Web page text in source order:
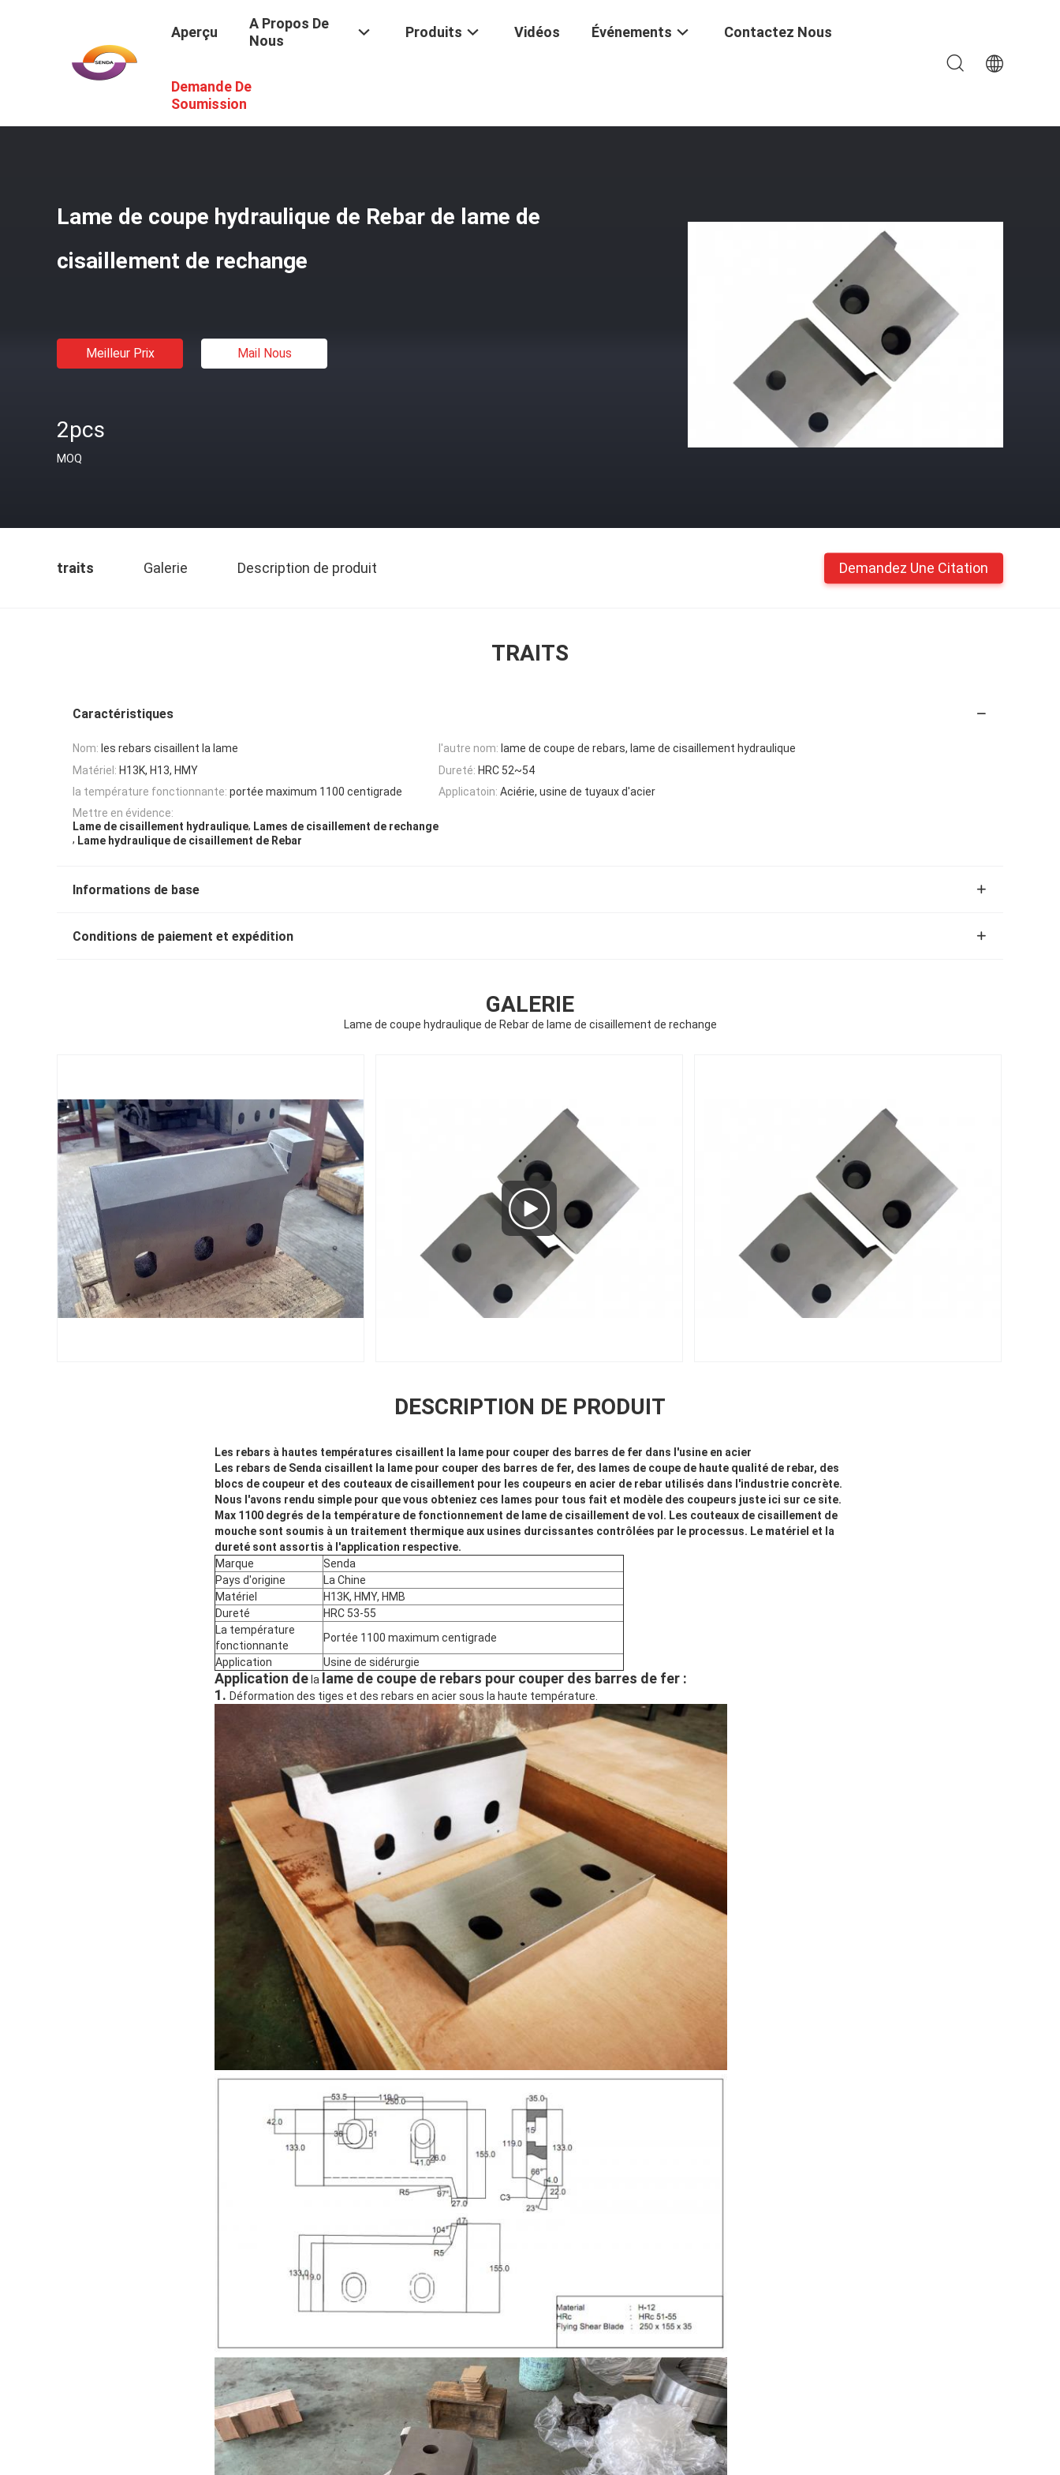
Aperçu
A Propos De
Nous
Produits Vidéos Événements Contactez Nous
Demande De
Soumission
Lame Hydraulique De Cisaillement
Lame de coupe hydraulique de Rebar de lame de
cisaillement de rechange
Meilleur Prix Mail Nous
2pcs
MOQ
traits Galerie Description de produit Demandez Une Citation
TRAITS
Caractéristiques
Nom: les rebars cisaillent la lame l'autre nom: lame de coupe de rebars, lame de cisaillement hydraulique
Matériel: H13K, H13, HMY Dureté: HRC 52~54
la température fonctionnante: portée maximum 1100 centigrade Applicatoin: Aciérie, usine de tuyaux d'acier
Mettre en évidence:
Lame de cisaillement hydraulique, Lames de cisaillement de rechange
, Lame hydraulique de cisaillement de Rebar
Informations de base
Conditions de paiement et expédition
GALERIE
Lame de coupe hydraulique de Rebar de lame de cisaillement de rechange
DESCRIPTION DE PRODUIT
Les rebars à hautes températures cisaillent la lame pour couper des barres de fer dans l'usine en acier
Les rebars de Senda cisaillent la lame pour couper des barres de fer, des lames de coupe de haute qualité de rebar, des
blocs de coupeur et des couteaux de cisaillement pour les coupeurs en acier de rebar utilisés dans l'industrie concrète.
Nous l'avons rendu simple pour que vous obteniez ces lames pour tous fait et modèle des coupeurs juste ici sur ce site.
Max 1100 degrés de la température de fonctionnement de lame de cisaillement de vol. Les couteaux de cisaillement de
mouche sont soumis à un traitement thermique aux usines durcissantes contrôlées par le processus. Le matériel et la
dureté sont assortis à l'application respective.
Marque
Senda
Pays d'origine
La Chine
Matériel
H13K, HMY, HMB
Dureté
HRC 53-55
La température
fonctionnante
Portée 1100 maximum centigrade
Application
Usine de sidérurgie
Application de la lame de coupe de rebars pour couper des barres de fer :
1. Déformation des tiges et des rebars en acier sous la haute température.